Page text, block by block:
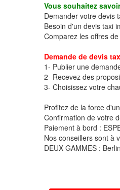
Vous souhaitez
Demander votre devis
Besoin d'un devis taxi
Comparez les offres
Demande de devis
1- Publier une
2- Recevez des
3- Choisissez votre
Profitez de la force
Confirmation de votre
Paiement à bord :
Nos conseillers sont à
DEUX GAMMES :